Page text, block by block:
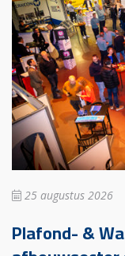
25 augustus 2026
Plafond- &